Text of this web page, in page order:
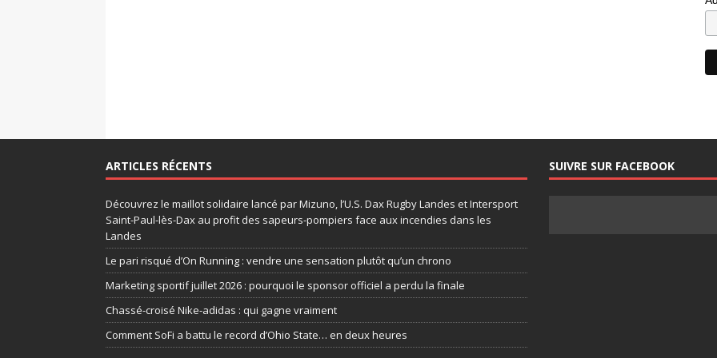
ARTICLES RÉCENTS
Découvrez le maillot solidaire lancé par Mizuno, l’U.S. Dax Rugby Landes et Intersport
Saint-Paul-lès-Dax au profit des sapeurs-pompiers face aux incendies dans les
Landes
Le pari risqué d’On Running : vendre une sensation plutôt qu’un chrono
Marketing sportif juillet 2026 : pourquoi le sponsor officiel a perdu la finale
Chassé-croisé Nike-adidas : qui gagne vraiment
Comment SoFi a battu le record d’Ohio State… en deux heures
SUIVRE SUR FACEBOOK